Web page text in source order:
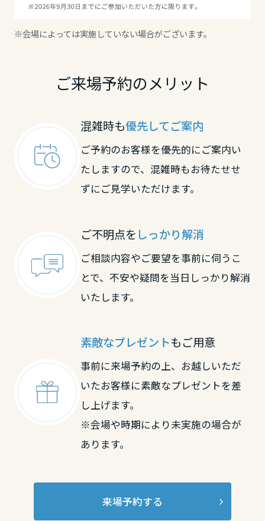
※会場によっては実施していない場合がございます。
ご来場予約のメリット
混雑時も優先してご案内
ご予約のお客様を優先的にご案内い
たしますので、混雑時もお待たせせ
ずにご見学いただけます。
ご不明点を しっかり解消
ご相談内容やご要望を事前に伺うこ
とで、不安や疑問を当日しっかり解消
いたします。
素敵なプレゼントもご用意
事前に来場予約の上、お越しいただ
いたお客様に素敵なプレゼントを差
し上げます。
※会場や時期により未実施の場合が
あります。
来場予約する
大分県